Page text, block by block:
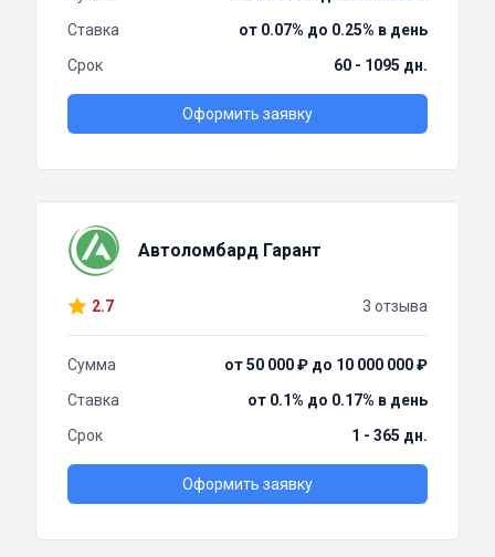
Ставка
от 0.07% до 0.25% в день
Срок
60 - 1095 дн.
Оформить заявку
Автоломбард Гарант
2.7 3 отзыва
Сумма
от 50 000 ₽ до 10 000 000 ₽
Ставка
от 0.1% до 0.17% в день
Срок
1 - 365 дн.
Оформить заявку